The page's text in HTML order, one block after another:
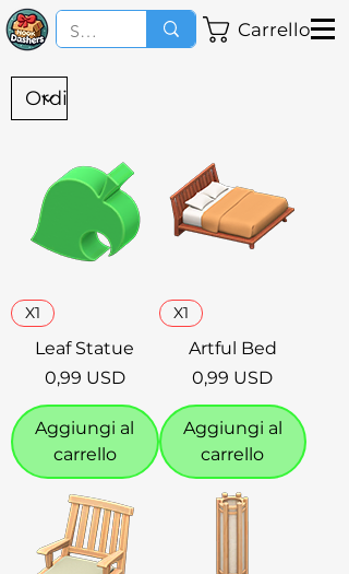
Carrello
X1
Leaf Statue
Prezzo
0,99 USD
Aggiungi al
carrello
X1
Artful Bed
Prezzo
0,99 USD
Aggiungi al
carrello